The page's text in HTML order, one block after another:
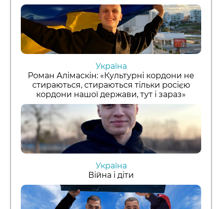
Україна
Роман Алімаскін: «Культурні кордони не
стираються, стираються тільки росією
кордони нашої держави, тут і зараз»
Україна
Війна і діти